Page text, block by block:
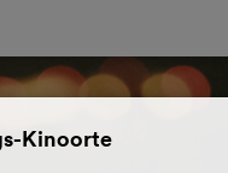
Kinoorte